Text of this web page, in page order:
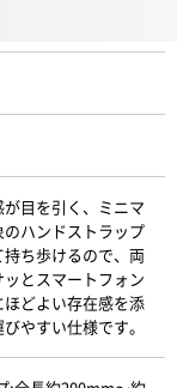
目を引く、ミニマ
ハンドストラップ
ち歩けるので、両
とスマートフォン
どよい存在感を添
やすい仕様です。